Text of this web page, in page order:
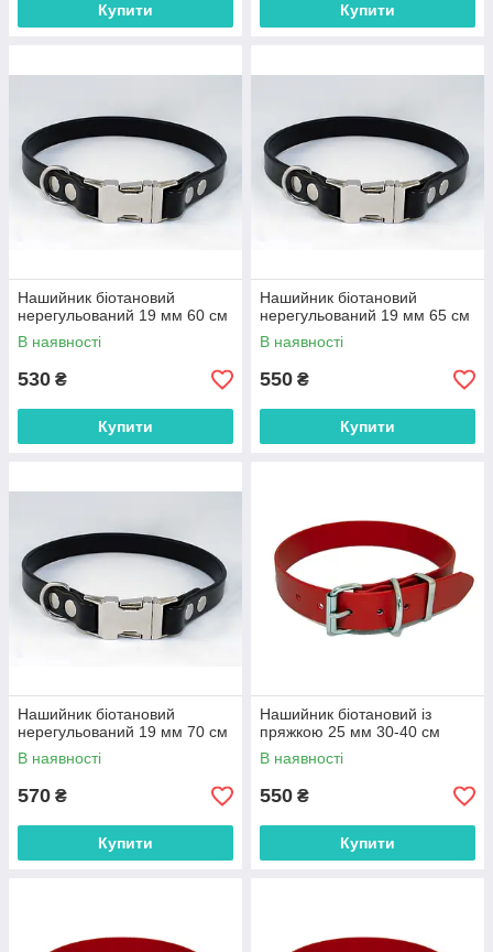
Купити Купити
Нашийник біотановий
нерегульований 19 мм 60 см
В наявності
530 ₴
Купити
Нашийник біотановий
нерегульований 19 мм 65 см
В наявності
550 ₴
Купити
Нашийник біотановий
нерегульований 19 мм 70 см
В наявності
570 ₴
Купити
Нашийник біотановий із
пряжкою 25 мм 30-40 см
В наявності
550 ₴
Купити